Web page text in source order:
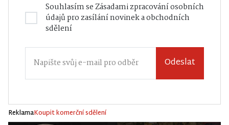
Souhlasím seZásadami zpracování osobních
údajůpro zasílání novinek a obchodních
sdělení
Odeslat
ReklamaKoupit komerční sdělení